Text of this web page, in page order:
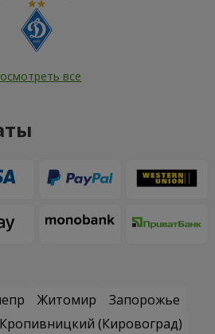
все
Житомир
Запорожье
Кропивницкий (Кировоград)